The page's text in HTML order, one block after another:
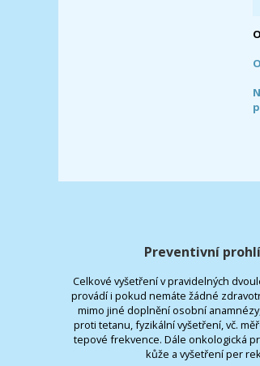
Preventivní
Celkové vyšetření v pravidelných
provádí i pokud nemáte žádné
mimo jiné doplnění osobní
proti tetanu, fyzikální vyšetření, vč.
tepové frekvence. Dále onkologická
kůže a vyšetření per